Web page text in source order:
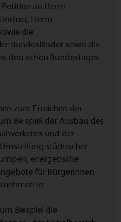
an Herrn
Herrn
die
Bundesländer sowie die
deutschen Bundestages
zum Erreichen der
Beispiel der Ausbau des
und der
städtischer
energetische
für Bürgerinnen
in
Beispiel die